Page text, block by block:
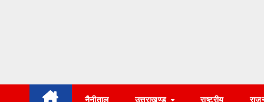
नैनीताल उत्तराखण्ड राष्ट्रीय